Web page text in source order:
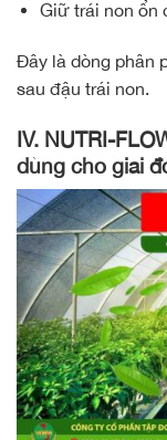
Giữ trái non ổn
Đây là dòng phân
sau đậu trái non.
IV. NUTRI-
dùng cho giai